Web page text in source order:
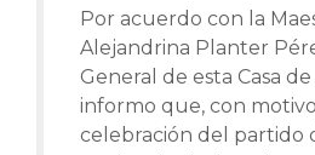
Por acuerdo con la
Alejandrina Planter
General de esta Casa
informo que, con
celebración del partido